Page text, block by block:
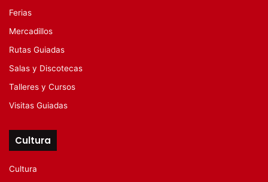
Ferias
Mercadillos
Rutas Guiadas
Salas y Discotecas
Talleres y Cursos
Visitas Guiadas
Cultura
Cultura